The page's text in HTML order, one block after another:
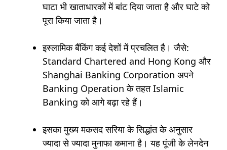
घाटा भी खाताधारकों में बांट दिया जाता है और घाटे को
पूरा किया जाता है।
इस्लामिक बैंकिंग कई देशों में प्रचलित है। जैसे:
Standard Chartered and Hong Kong और
Shanghai Banking Corporation अपने
Banking Operation के तहत Islamic
Banking को आगे बढ़ा रहे हैं।
इसका मुख्य मकसद सरिया के सिद्धांत के अनुसार
ज्यादा से ज्यादा मुनाफा कमाना है। यह पूंजी के लेनदेन